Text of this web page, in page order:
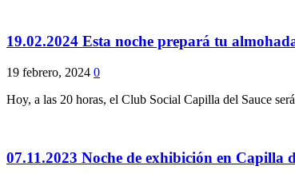
19.02.2024 Esta noche prepará tu
19 febrero, 2024 0
Hoy, a las 20 horas, el Club Social Capilla del Sauce
07.11.2023 Noche de exhibición en Capilla